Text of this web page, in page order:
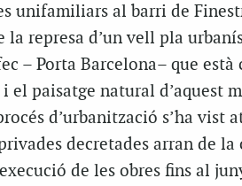
unifamiliars al barri de
la represa d’un vell pla
– Porta Barcelona– que
el paisatge natural d’aquest
d’urbanització s’ha vist
decretades arran de
de les obres fins al